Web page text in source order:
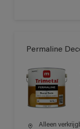
Permaline
Alleen